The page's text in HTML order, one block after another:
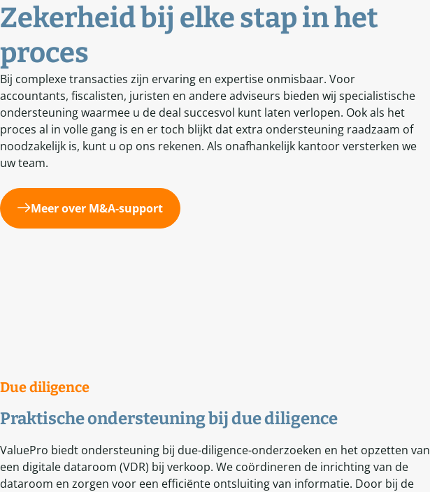
Zekerheid bij elke stap in het
proces
Bij complexe transacties zijn ervaring en expertise onmisbaar. Voor
accountants, fiscalisten, juristen en andere adviseurs bieden wij specialistische
ondersteuning waarmee u de deal succesvol kunt laten verlopen. Ook als het
proces al in volle gang is en er toch blijkt dat extra ondersteuning raadzaam of
noodzakelijk is, kunt u op ons rekenen. Als onafhankelijk kantoor versterken we
uw team.
Meer over M&A-support
Due diligence
Praktische ondersteuning bij due diligence
ValuePro biedt ondersteuning bij due-diligence-onderzoeken en het opzetten van
een digitale dataroom (VDR) bij verkoop. We coördineren de inrichting van de
dataroom en zorgen voor een efficiënte ontsluiting van informatie. Door bij de